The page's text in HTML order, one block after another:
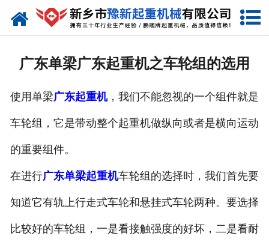
网站首页
资质荣誉
工程案例
联系我们
广东单梁广东起重机之车轮组的选用
使用单梁广东起重机，我们不能忽视的一个组件就是
车轮组，它是带动整个起重机做纵向或者是横向运动
的重要组件。
在进行广东单梁起重机车轮组的选择时，我们首先要
知道它有轨上行走式车轮和悬挂式车轮两种。要选择
比较好的车轮组，一是看接触强度的好坏，二是看耐